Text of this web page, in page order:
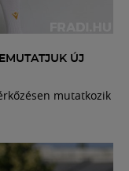
ÚJ
mutatkozik